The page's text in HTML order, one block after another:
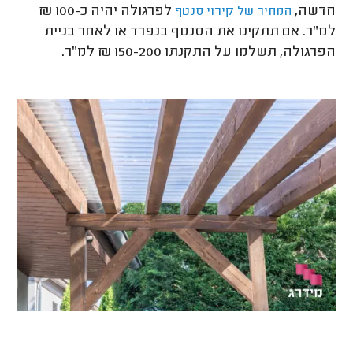
חדשה, המחיר של קירוי סנטף
לפרגולה יהיה כ-100 ₪
למ"ר. אם תתקינו את הסנטף בנפרד או לאחר בניית
הפרגולה, תשלמו על התקנתו 150-200 ₪ למ"ר.